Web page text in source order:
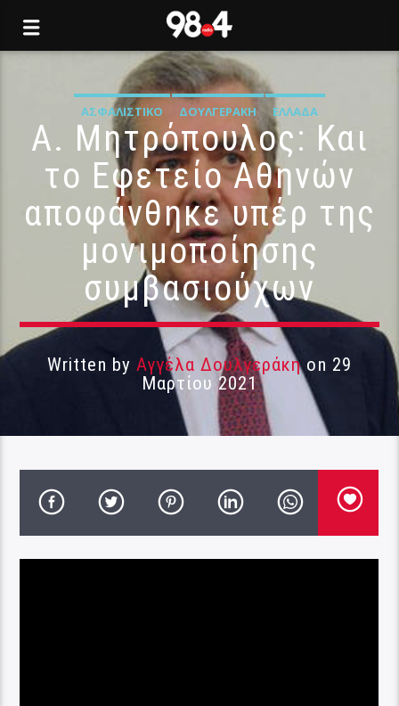
ΑΣΦΑΛΙΣΤΙΚΌ ΔΟΥΛΓΕΡΆΚΗ ΕΛΛΆΔΑ
Α. Μητρόπουλος: Και
το Εφετείο Αθηνών
αποφάνθηκε υπέρ της
μονιμοποίησης
συμβασιούχων
Written by Αγγέλα Δουλγεράκηon 29
Μαρτίου 2021